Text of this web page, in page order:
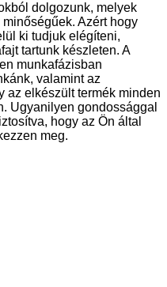
dolgozunk, melyek
Azért hogy
ki tudjuk elégíteni,
tartunk készleten. A
munkafázisban
valamint az
az elkészült termék minden
Ugyanilyen gondossággal
hogy az Ön által
meg.